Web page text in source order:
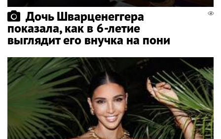
Дочь Шварценеггера
показала, как в 6-летие
выглядит его внучка на пони